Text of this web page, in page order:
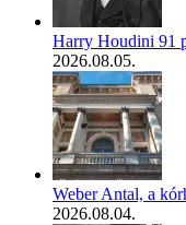
Harry Houdini 91
2026.08.05.
Weber Antal, a
2026.08.04.